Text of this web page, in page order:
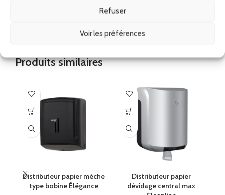
Refuser
Voir les préférences
Produits similaires
Blanc Noir
Distributeur papier mèche
type bobine Élégance
Distributeur papier
dévidage central max